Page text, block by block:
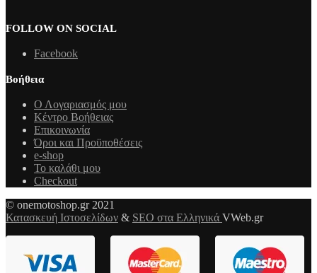
FOLLOW ON SOCIAL
Facebook
Βοήθεια
Ο Λογαριασμός μου
Κέντρο Βοήθειας
Επικοινωνία
Όροι και Προϋποθέσεις
e-shop
Το καλάθι μου
Checkout
© onemotoshop.gr 2021
Κατασκευή Ιστοσελίδων & SEO στα Ελληνικά VWeb.gr